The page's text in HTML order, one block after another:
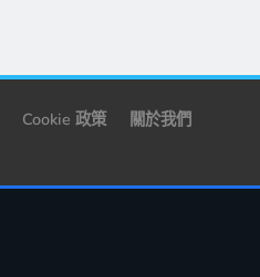
Cookie 政策 關於我們